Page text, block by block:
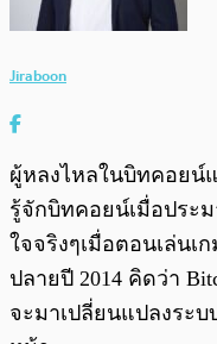
Jiraboon
ผู้หลงไหลในบิทคอยน์แ
รู้จักบิทคอยน์เมื่อประ
ใจจริงๆเมื่อตอนเล่นเ
ปลายปี 2014 คิดว่า
จะมาเปลี่ยนแปลงระบ